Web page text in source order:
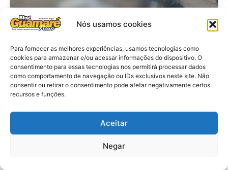
Nós usamos cookies
Para fornecer as melhores experiências, usamos tecnologias como
cookies para armazenar e/ou acessar informações do dispositivo. O
consentimento para essas tecnologias nos permitirá processar dados
como comportamento de navegação ou IDs exclusivos neste site. Não
consentir ou retirar o consentimento pode afetar negativamente certos
recursos e funções.
Aceitar
Negar
Acidente: A caminho do trabalho
professora se envolve em
acidente e vai a obito na RN 118
no Alto do Rodrigues, RN